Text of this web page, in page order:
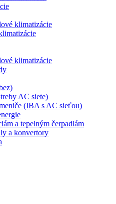
klimatizácie
klimatizácie
AC siete)
(IBA s AC sieťou)
a tepelným čerpadlám
a konvertory